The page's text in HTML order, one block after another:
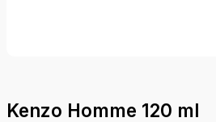
Kenzo Homme 120 ml